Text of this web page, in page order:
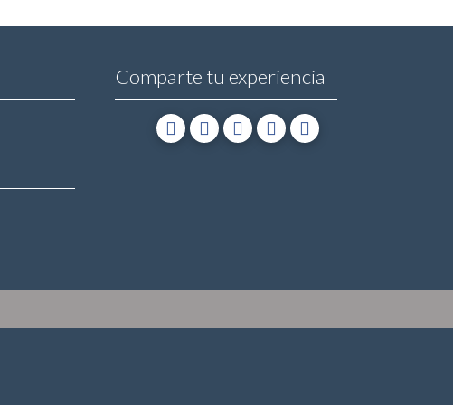
Comparte tu experiencia